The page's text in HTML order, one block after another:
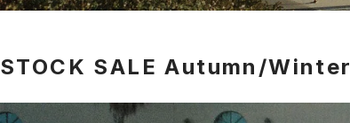
STOCK SALE Autumn/Winter